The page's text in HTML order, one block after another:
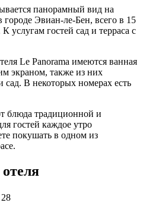
панорамный вид на
городе Эвиан-ле-Бен, всего в 15
услугам гостей сад и терраса с
Le Panorama имеются ванная
экраном, также из них
сад. В некоторых номерах есть
блюда традиционной и
гостей каждое утро
покушать в одном из
28